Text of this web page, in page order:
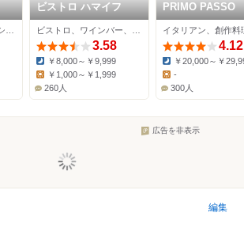
ビストロ ハマイフ
3.58
Dinner:
￥8,000～￥9,999
￥1,000～￥1,999
260人
PRIMO PASSO
イタリアン、創作料
4.12
Dinner:
￥20,000～￥
-
300人
広告を非表示
編集